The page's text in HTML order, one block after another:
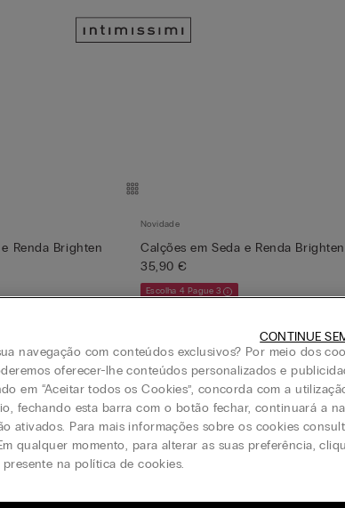
Renda Brighten
Novidade
Calções em Seda e Renda
35,90 €
Escolha 4 Pague 3
Your Day
Soutien Push-Up Simona Brighten
39,90 €
navegação com conteúdos exclusivos? Por meio dos
oferecer-lhe conteúdos personalizados e
em “Aceitar todos os Cookies”, concorda com a
fechando esta barra com o botão fechar, continuará a
ativados. Para mais informações sobre os cookies
qualquer momento, para alterar as suas preferência,
presente na política de cookies.
CONTINUE